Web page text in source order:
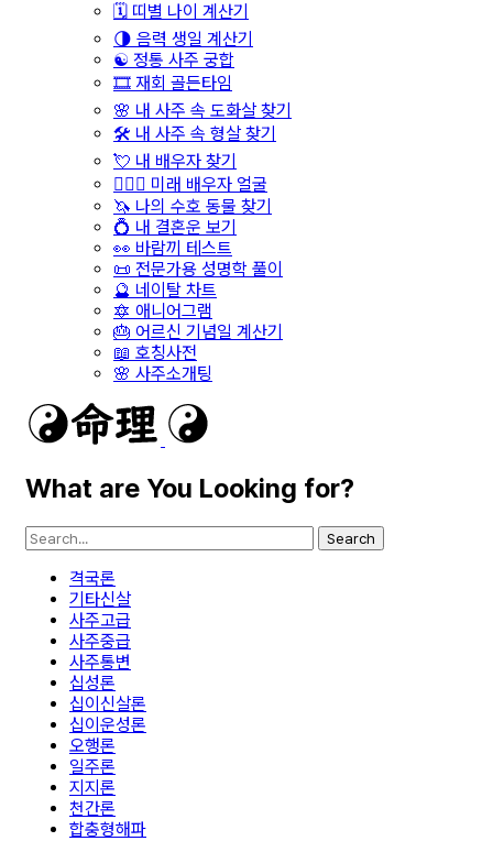
🗓️ 띠별 나이 계산기
🌗 음력 생일 계산기
☯️ 정통 사주 궁합
🎞️ 재회 골든타임
🌸 내 사주 속 도화살 찾기
🛠️ 내 사주 속 형살 찾기
💘 내 배우자 찾기
👩‍❤️‍👨 미래 배우자 얼굴
🦄 나의 수호 동물 찾기
💍 내 결혼운 보기
👀 바람끼 테스트
📜 전문가용 성명학 풀이
🔮 네이탈 차트
🔯 애니어그램
🎂 어르신 기념일 계산기
📖 호칭사전
🌸 사주소개팅
What are You Looking for?
Search
격국론
기타신살
사주고급
사주중급
사주통변
십성론
십이신살론
십이운성론
오행론
일주론
지지론
천간론
합충형해파